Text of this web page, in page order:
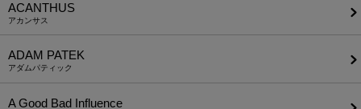
ACANTHUS
アカンサス
ADAM PATEK
アダムパティック
A Good Bad Influence